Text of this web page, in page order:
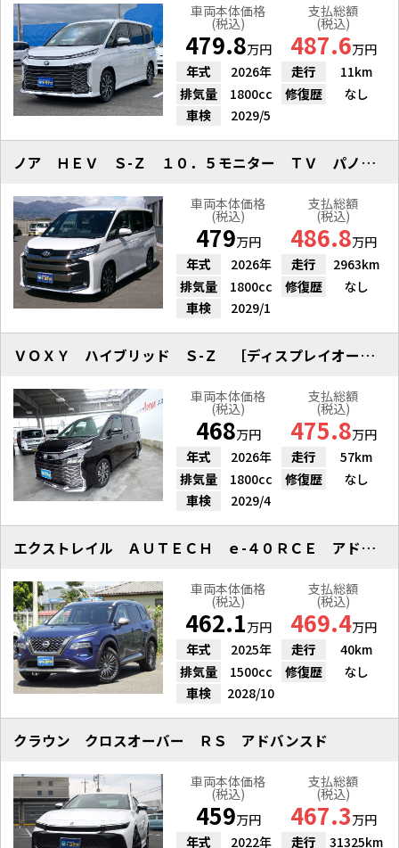
車両本体価格
(税込)
479.8万円
支払総額
(税込)
487.6万円
年式
2026年 走行
11km
排気量
1800cc 修復歴
なし
車検
2029/5
ノア ＨＥＶ Ｓ-Ｚ １０．５モニター ＴＶ パノラマＭ Ｐバックドア
車両本体価格
(税込)
479万円
支払総額
(税込)
486.8万円
年式
2026年 走行
2963km
排気量
1800cc 修復歴
なし
車検
2029/1
ＶＯＸＹ ハイブリッド Ｓ-Ｚ ［ディスプレイオーディオ ＥＴＣ］
車両本体価格
(税込)
468万円
支払総額
(税込)
475.8万円
年式
2026年 走行
57km
排気量
1800cc 修復歴
なし
車検
2029/4
エクストレイル ＡＵＴＥＣＨ ｅ-４０ＲＣＥ アドバンスドＰ
車両本体価格
(税込)
462.1万円
支払総額
(税込)
469.4万円
年式
2025年 走行
40km
排気量
1500cc 修復歴
なし
車検
2028/10
クラウン クロスオーバー ＲＳ アドバンスド
車両本体価格
(税込)
459万円
支払総額
(税込)
467.3万円
年式
2022年 走行 31325km